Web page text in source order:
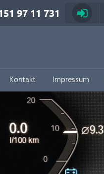
97 11 731
Kontakt Impressum